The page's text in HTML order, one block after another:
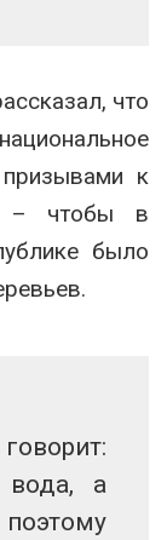
что
к
– чтобы в
было
а